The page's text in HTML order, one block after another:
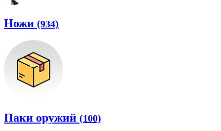
Ножи (934)
Паки оружий (100)